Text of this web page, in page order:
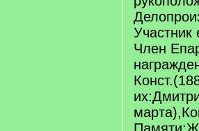
Участник
Член